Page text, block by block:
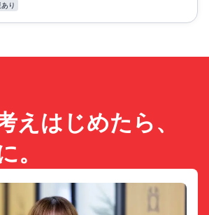
り
えはじめたら、
。